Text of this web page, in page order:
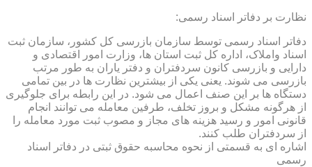
نظارت بر دفاتر اسناد رسمی:
دفاتر اسناد رسمی توسط سازمان بازرسی کل کشور، سازمان ثبت
اسناد واملاک، اداره کل ثبت استان ها، وزارت امور اقتصادی و
دارایی و بازرسی کانون سردفتران و دفتر یاران به طور مرتب
بازرسی می شوند. یعنی یکی از بیشترین نظارت ها در بین تمامی
دستگاه ها بر این صنف اعمال می شود. در این رابطه برای جلوگیری
از هرگونه مشکل و بروز تخلف، طرفین معامله می توانند انجام
قانونی امور و رسید هزینه های مجاز و مصوب ثبت مورد معامله را
از سردفتران طلب کنند.
اشاره ای به قسمتی از نحوه محاسبه حقوق ثبتی در دفاتر اسناد
رسمی